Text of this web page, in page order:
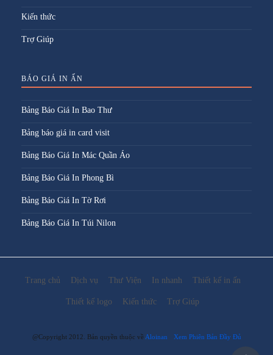
Kiến thức
Trợ Giúp
BÁO GIÁ IN ẤN
Bảng Báo Giá In Bao Thư
Bảng báo giá in card visit
Bảng Báo Giá In Mác Quần Áo
Bảng Báo Giá In Phong Bì
Bảng Báo Giá In Tờ Rơi
Bảng Báo Giá In Túi Nilon
Trang chủ Dịch vụ Thư Viện In nhanh Thiết kế in ấn
Thiết kế logo Kiến thức Trợ Giúp
@Copyright 2012. Bản quyền thuộc vềAloinan Xem Phiên Bản Đầy Đủ